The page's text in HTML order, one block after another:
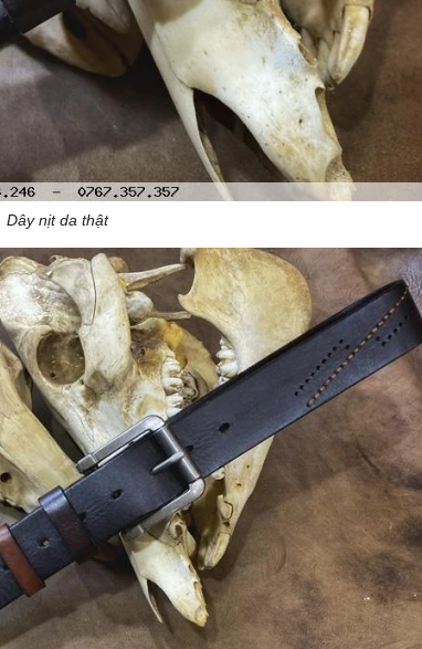
Dây nịt da thật